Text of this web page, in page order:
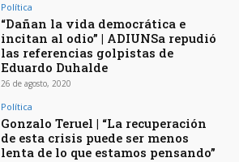
Política
“Dañan la vida democrática e
incitan al odio” | ADIUNSa repudió
las referencias golpistas de
Eduardo Duhalde
26 de agosto, 2020
Política
Gonzalo Teruel | “La recuperación
de esta crisis puede ser menos
lenta de lo que estamos pensando”